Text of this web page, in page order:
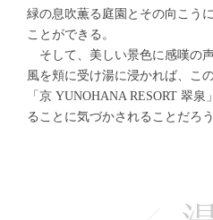
緑の息吹薫る庭園とその向こう
ことができる。
そして、美しい景色に感嘆の
風を頬に受け湯に浸かれば、こ
「京 YUNOHANA RESORT 翠
ることに気づかされることだろう